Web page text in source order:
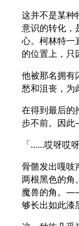
这并不是某种
意识的转化，
心。柯林特一
的位置上，只
他被那名拥有
愁和沮丧，为
在得到最后的
步不前。因
「……哎呀哎呀
骨骼发出嘎吱
两根黑色的角
魔兽的角。
够长出如此漆